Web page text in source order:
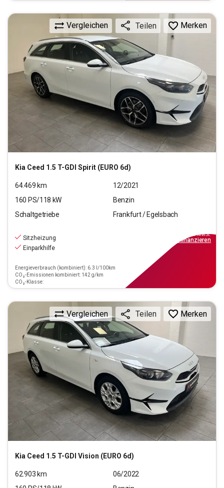
Kia Ceed 1.5 T-GDI Spirit (EURO 6d)
Vergleichen Teilen Merken
64.469 km
12/2021
160 PS/118 kW
Benzin
Schaltgetriebe
Frankfurt / Egelsbach
Sitzheizung
Einparkhilfe
Energieverbrauch (kombiniert): 6.3 l/100km
CO₂-Emissionen kombiniert: 142 g/km
CO₂-Klasse:
inkl.MwSt.
finanzieren
Kia Ceed 1.5 T-GDI Vision (EURO 6d)
Vergleichen Teilen Merken
62.903 km
06/2022